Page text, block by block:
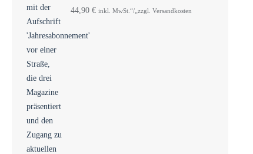
44,90 € inkl. MwSt.“/„zzgl. Versandkosten